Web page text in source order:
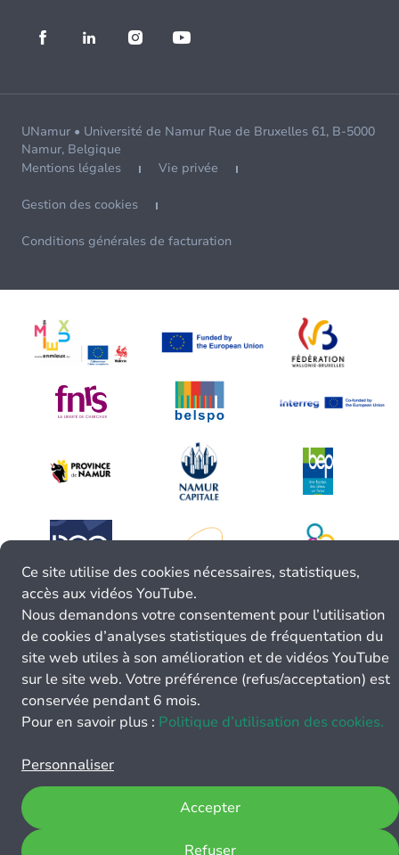
UNamur • Université de Namur Rue de Bruxelles 61, B-5000
Namur, Belgique
Mentions légales
Vie privée
Gestion des cookies
Conditions générales de facturation
Ce site utilise des cookies nécessaires, statistiques,
accès aux vidéos YouTube.
Nous demandons votre consentement pour l’utilisation
de cookies d’analyses statistiques de fréquentation du
site web utiles à son amélioration et de vidéos YouTube
sur le site web. Votre préférence (refus/acceptation) est
conservée pendant 6 mois.
Pour en savoir plus : Politique d’utilisation des cookies.
Personnaliser
Refuser
Accepter